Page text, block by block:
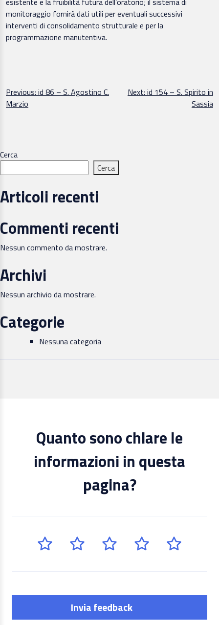
monitoraggio fornirà dati utili per eventuali successivi
interventi di consolidamento strutturale e per la
programmazione manutentiva.
Navigazione
articoli
Previous: id 86 – S. Agostino C.
Marzio
Next: id 154 – S. Spirito in
Sassia
Cerca
Cerca
Articoli recenti
Commenti recenti
Nessun commento da mostrare.
Archivi
Nessun archivio da mostrare.
Categorie
Nessuna categoria
Quanto sono chiare le
informazioni in questa
pagina?
Invia feedback